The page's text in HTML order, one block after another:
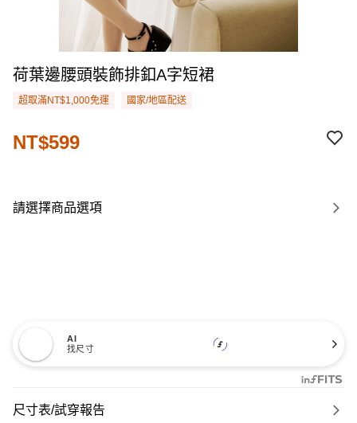
荷葉邊腰頭裝飾排釦A字短裙
超取滿NT$1,000免運 國家/地區配送
NT$599
請選擇商品選項
AI
找尺寸
尺寸表/試穿報告